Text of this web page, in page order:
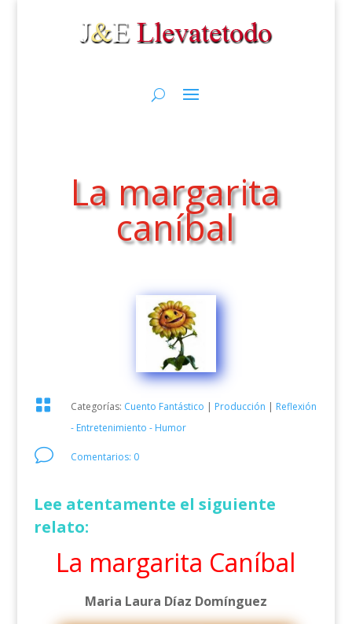
La margarita
caníbal
 Categorías: Cuento Fantástico | Producción | Reflexión
- Entretenimiento - Humor
v Comentarios: 0
Lee atentamente el siguiente
relato:
La margarita Caníbal
Maria Laura Díaz Domínguez